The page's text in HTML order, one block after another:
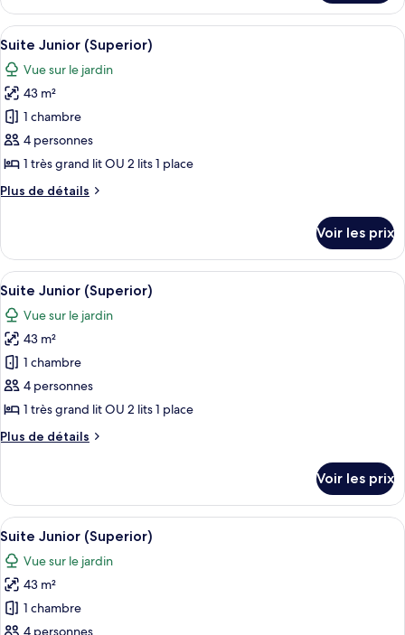
(Superior)
le
type
de
chambre
Suite
Junior
(Superior)
Afficher
toutes
les
photos
pour
ce
type
chambre :
(Superior)
Une chambre d’hôtel avec deux
8
Suite Junior (Superior)
Vue sur le jardin
43 m²
1 chambre
4 personnes
1 très grand lit OU 2 lits 1 place
Plus de détails
Plus
le
type
de
chambre
Suite
Junior
(Superior)
Voir les prix
Afficher
toutes
les
photos
pour
ce
type
chambre :
(Superior)
Une chambre d’hôtel avec deux
8
Suite Junior (Superior)
Vue sur le jardin
43 m²
1 chambre
4 personnes
1 très grand lit OU 2 lits 1 place
Plus de détails
Plus
le
type
de
chambre
Suite
Junior
(Superior)
Voir les prix
Afficher
toutes
les
photos
pour
ce
Une chambre d’hôtel avec deux
8
Suite Junior (Superior)
Vue sur le jardin
43 m²
1 chambre
4 personnes